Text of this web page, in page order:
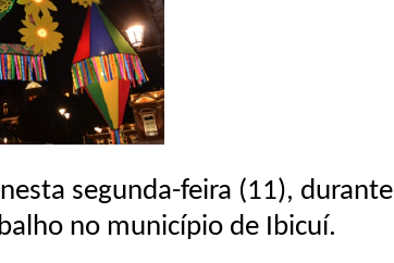
segunda-feira (11), durante
no município de Ibicuí.